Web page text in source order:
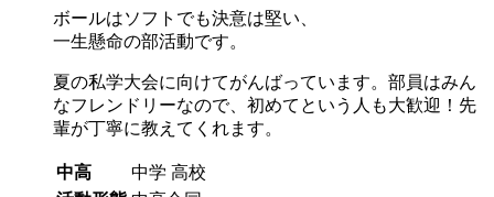
ボールはソフトでも決意は堅い、
一生懸命の部活動です。
夏の私学大会に向けてがんばっています。部員はみん
なフレンドリーなので、初めてという人も大歓迎！先
輩が丁寧に教えてくれます。
中高 中学 高校